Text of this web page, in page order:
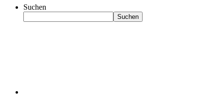
Suchen
Suchen